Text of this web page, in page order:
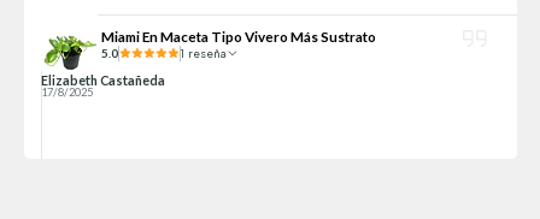
Miami En Maceta Tipo Vivero Más Sustrato
5.0 1 reseña
Elizabeth Castañeda
17/8/2025